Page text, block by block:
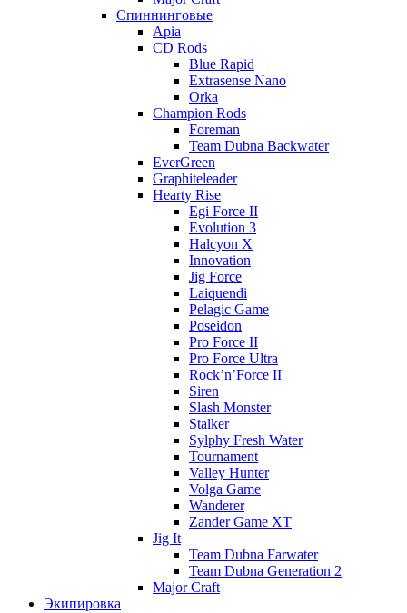
Спиннинговые
Apia
CD Rods
Blue Rapid
Extrasense Nano
Orka
Champion Rods
Foreman
Team Dubna Backwater
EverGreen
Graphiteleader
Hearty Rise
Egi Force II
Evolution 3
Halcyon X
Innovation
Jig Force
Laiquendi
Pelagic Game
Poseidon
Pro Force II
Pro Force Ultra
Rock’n’Force II
Siren
Slash Monster
Stalker
Sylphy Fresh Water
Tournament
Valley Hunter
Volga Game
Wanderer
Zander Game XT
Jig It
Team Dubna Farwater
Team Dubna Generation 2
Major Craft
Экипировка